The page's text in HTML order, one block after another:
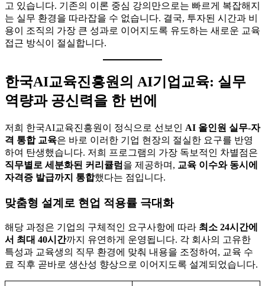
고 있습니다. 기존의 이론 중심 강의만으로는 빠르게 복잡해지
는 실무 환경을 따라잡을 수 없습니다. 결국, 투자된 시간과 비
용이 조직의 가장 큰 성과로 이어지도록 유도하는 새로운 교육
접근 방식이 절실합니다.
한국AI교육진흥원의 AI기업교육: 실무
역량과 공신력을 한 번에
저희 한국AI교육진흥원이 정식으로 선보인 AI 올인원 실무-자
격 통합 교육은 바로 이러한 기업 현장의 절실한 요구를 반영
하여 탄생했습니다. 저희 프로그램의 가장 독보적인 차별점은
직무별로 세분화된 커리큘럼 을 제공하며, 교육 이수와 동시에
자격증 발급까지 통합했다는 점입니다.
맞춤형 설계로 현업 적용률 극대화
해당 과정은 기업의 구체적인 요구사항에 따라 최소 24시간에
서 최대 40시간까지 유연하게 운영됩니다. 각 회사의 고유한
특성과 교육생의 직무 환경에 맞춰 내용을 조정하여, 교육 수
료 직후 곧바로 생산성 향상으로 이어지도록 설계되었습니다.